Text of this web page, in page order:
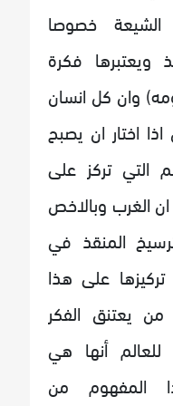
خصوصا
فكرة
وان كل انسان
اختار ان يصبح
تركز على
الغرب وبالاخص
المنقذ في
على هذا
يعتنق الفكر
أنها هي
المفهوم من